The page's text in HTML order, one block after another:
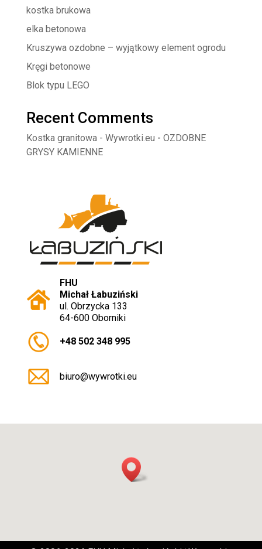
kostka brukowa
elka betonowa
Kruszywa ozdobne – wyjątkowy element ogrodu
Kręgi betonowe
Blok typu LEGO
Recent Comments
Kostka granitowa - Wywrotki.eu - OZDOBNE
GRYSY KAMIENNE
FHU
Michał Łabuziński
ul. Obrzycka 133
64-600 Oborniki
+48 502 348 995
biuro@wywrotki.eu